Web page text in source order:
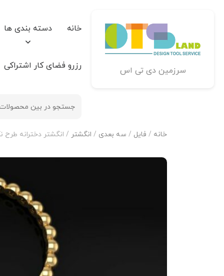
سرزمین دی تی اس
خانه دسته بندی ها
رزرو فضای کار اشتراکی
خانه / فایل / سه بعدی / انگشتر / انگشتر دخترانه طرح